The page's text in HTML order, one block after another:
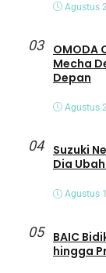
Agustus
03
OMODA
Mecha
Depan
Agustus
04
Suzuki
Dia
Agustus
05
BAIC
hingga